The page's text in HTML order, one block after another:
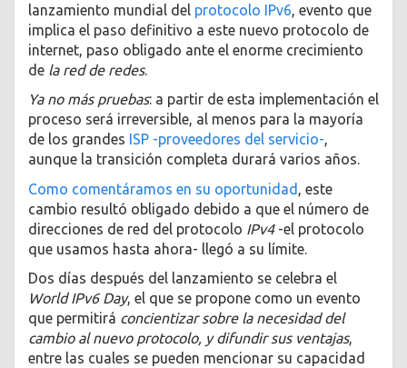
lanzamiento mundial del protocolo IPv6, evento que
implica el paso definitivo a este nuevo protocolo de
internet, paso obligado ante el enorme crecimiento
de la red de redes.
Ya no más pruebas: a partir de esta implementación el
proceso será irreversible, al menos para la mayoría
de los grandes ISP -proveedores del servicio-,
aunque la transición completa durará varios años.
Como comentáramos en su oportunidad , este
cambio resultó obligado debido a que el número de
direcciones de red del protocolo IPv4 -el protocolo
que usamos hasta ahora- llegó a su límite.
Dos días después del lanzamiento se celebra el
World IPv6 Day, el que se propone como un evento
que permitirá concientizar sobre la necesidad del
cambio al nuevo protocolo, y difundir sus ventajas,
entre las cuales se pueden mencionar su capacidad